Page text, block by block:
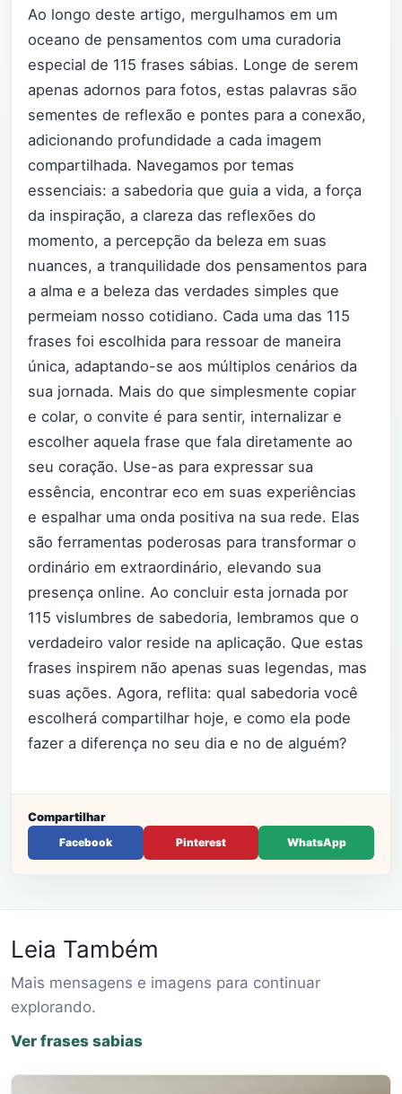
Ao longo deste artigo, mergulhamos em um
oceano de pensamentos com uma curadoria
especial de 115 frases sábias. Longe de serem
apenas adornos para fotos, estas palavras são
sementes de reflexão e pontes para a conexão,
adicionando profundidade a cada imagem
compartilhada. Navegamos por temas
essenciais: a sabedoria que guia a vida, a força
da inspiração, a clareza das reflexões do
momento, a percepção da beleza em suas
nuances, a tranquilidade dos pensamentos para
a alma e a beleza das verdades simples que
permeiam nosso cotidiano. Cada uma das 115
frases foi escolhida para ressoar de maneira
única, adaptando-se aos múltiplos cenários da
sua jornada. Mais do que simplesmente copiar
e colar, o convite é para sentir, internalizar e
escolher aquela frase que fala diretamente ao
seu coração. Use-as para expressar sua
essência, encontrar eco em suas experiências
e espalhar uma onda positiva na sua rede. Elas
são ferramentas poderosas para transformar o
ordinário em extraordinário, elevando sua
presença online. Ao concluir esta jornada por
115 vislumbres de sabedoria, lembramos que o
verdadeiro valor reside na aplicação. Que estas
frases inspirem não apenas suas legendas, mas
suas ações. Agora, reflita: qual sabedoria você
escolherá compartilhar hoje, e como ela pode
fazer a diferença no seu dia e no de alguém?
Compartilhar
Facebook Pinterest WhatsApp
Leia Também
Mais mensagens e imagens para continuar
explorando.
Ver frases sabias